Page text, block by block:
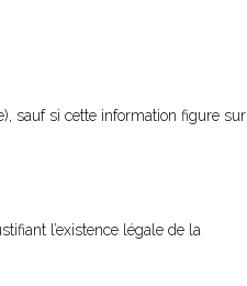
sauf si cette information figure sur
l’existence légale de la